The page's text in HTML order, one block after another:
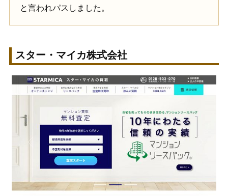
と言われパスしました。
スター・マイカ株式会社